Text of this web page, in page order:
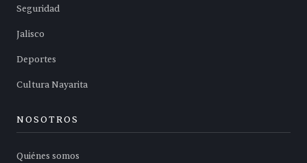
Seguridad
Jalisco
Deportes
Cultura Nayarita
NOSOTROS
Quiénes somos